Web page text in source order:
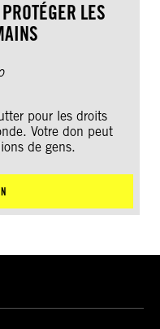
LES
pour les droits
Votre don peut
de gens.